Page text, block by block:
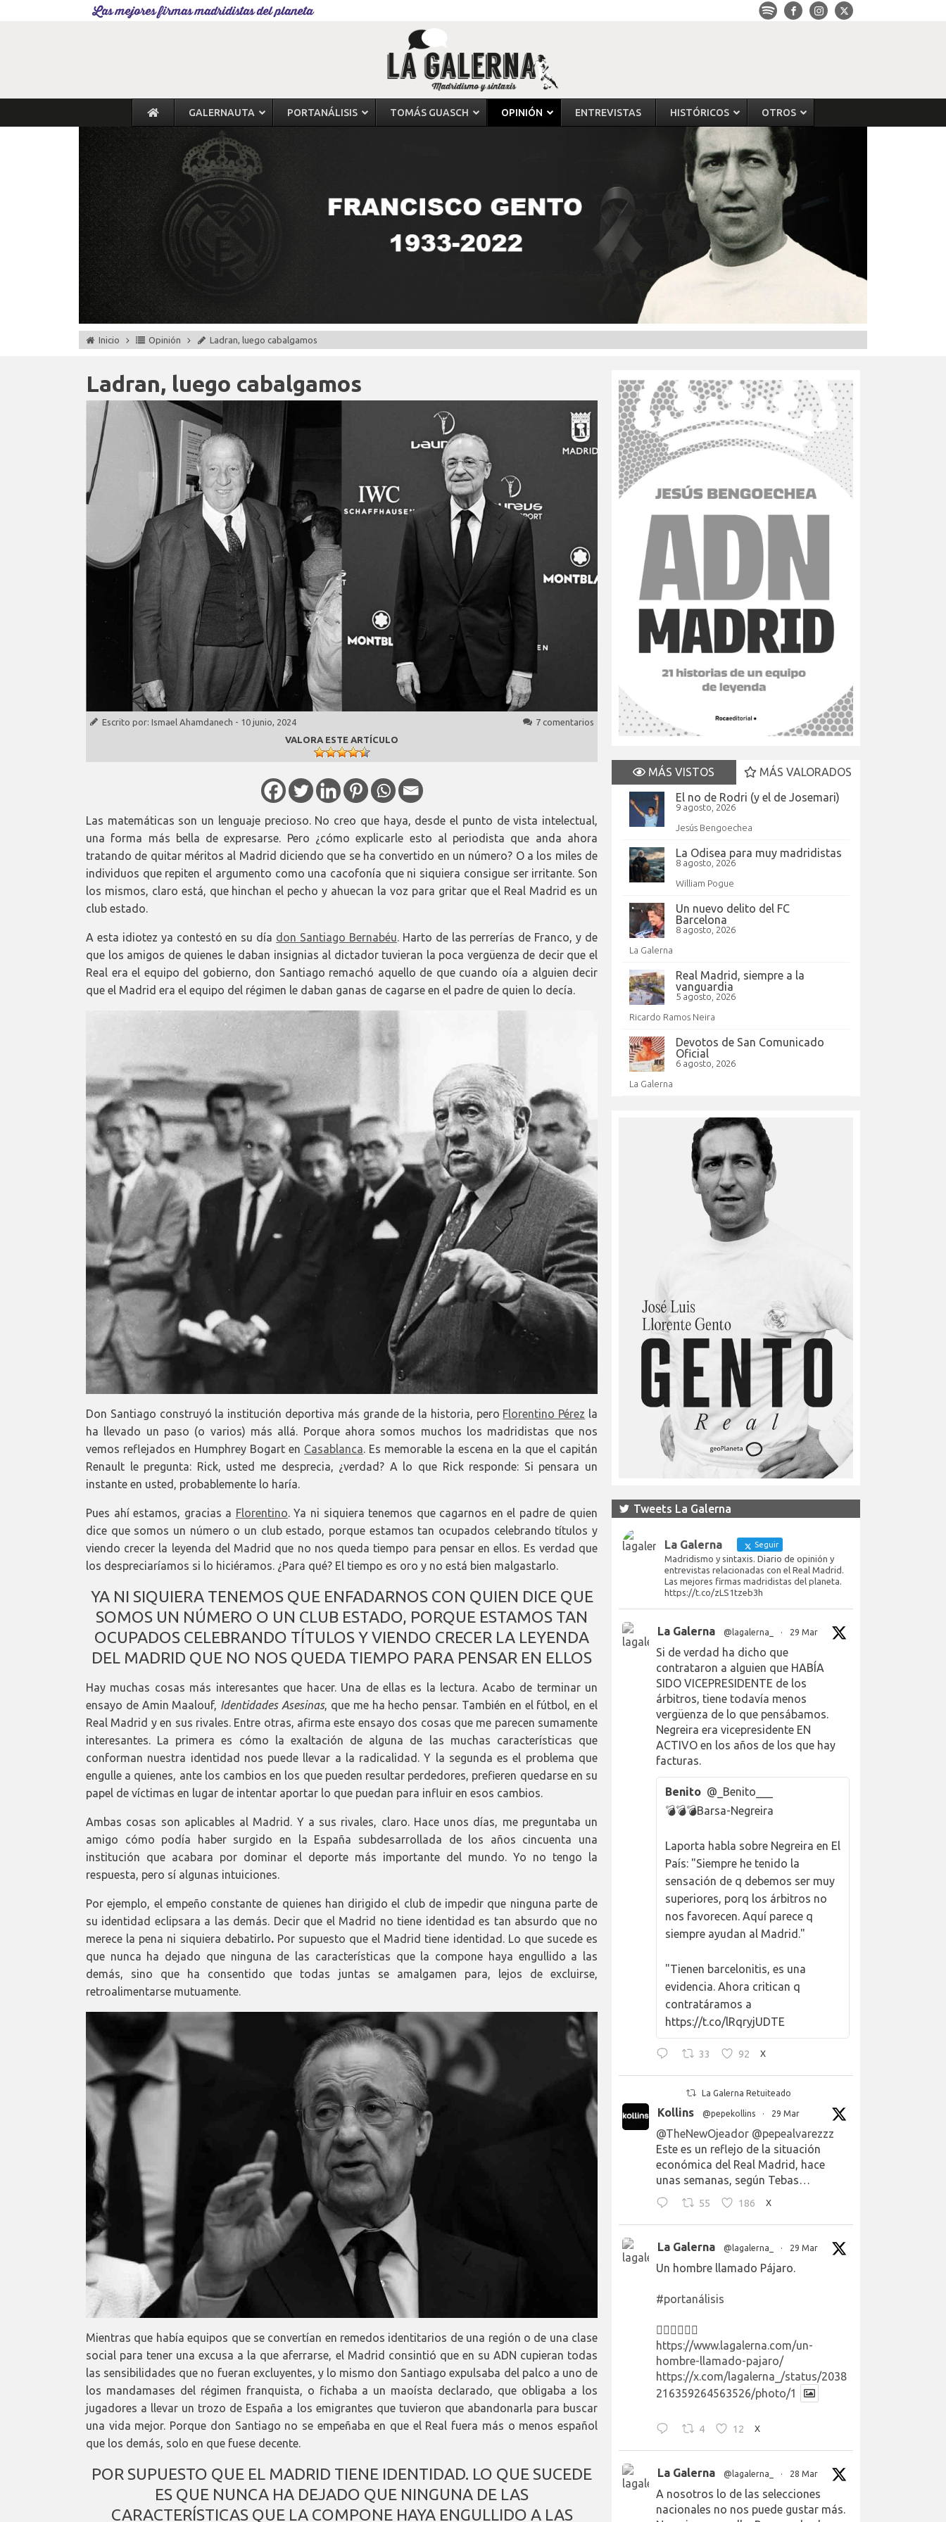
Las mejores firmas madridistas del planeta
GALERNAUTA PORTANÁLISIS TOMÁS GUASCH OPINIÓN ENTREVISTAS HISTÓRICOS OTROS
Inicio Opinión Ladran, luego cabalgamos
Ladran, luego cabalgamos
Escrito por: Ismael Ahamdanech - 10 junio, 2024
7 comentarios
VALORA ESTE ARTÍCULO
Las matemáticas son un lenguaje precioso. No creo que haya, desde el punto de vista intelectual,
una forma más bella de expresarse. Pero ¿cómo explicarle esto al periodista que anda ahora
tratando de quitar méritos al Madrid diciendo que se ha convertido en un número? O a los miles de
individuos que repiten el argumento como una cacofonía que ni siquiera consigue ser irritante. Son
los mismos, claro está, que hinchan el pecho y ahuecan la voz para gritar que el Real Madrid es un
club estado.
A esta idiotez ya contestó en su día don Santiago Bernabéu. Harto de las perrerías de Franco, y de
que los amigos de quienes le daban insignias al dictador tuvieran la poca vergüenza de decir que el
Real era el equipo del gobierno, don Santiago remachó aquello de que cuando oía a alguien decir
que el Madrid era el equipo del régimen le daban ganas de cagarse en el padre de quien lo decía.
Don Santiago construyó la institución deportiva más grande de la historia, pero Florentino Pérez la
ha llevado un paso (o varios) más allá. Porque ahora somos muchos los madridistas que nos
vemos reflejados en Humphrey Bogart en Casablanca. Es memorable la escena en la que el capitán
Renault le pregunta: Rick, usted me desprecia, ¿verdad? A lo que Rick responde: Si pensara un
instante en usted, probablemente lo haría.
Pues ahí estamos, gracias a Florentino. Ya ni siquiera tenemos que cagarnos en el padre de quien
dice que somos un número o un club estado, porque estamos tan ocupados celebrando títulos y
viendo crecer la leyenda del Madrid que no nos queda tiempo para pensar en ellos. Es verdad que
los despreciaríamos si lo hiciéramos. ¿Para qué? El tiempo es oro y no está bien malgastarlo.
YA NI SIQUIERA TENEMOS QUE ENFADARNOS CON QUIEN DICE QUE
SOMOS UN NÚMERO O UN CLUB ESTADO, PORQUE ESTAMOS TAN
OCUPADOS CELEBRANDO TÍTULOS Y VIENDO CRECER LA LEYENDA
DEL MADRID QUE NO NOS QUEDA TIEMPO PARA PENSAR EN ELLOS
Hay muchas cosas más interesantes que hacer. Una de ellas es la lectura. Acabo de terminar un
ensayo de Amin Maalouf, Identidades Asesinas, que me ha hecho pensar. También en el fútbol, en el
Real Madrid y en sus rivales. Entre otras, afirma este ensayo dos cosas que me parecen sumamente
interesantes. La primera es cómo la exaltación de alguna de las muchas características que
conforman nuestra identidad nos puede llevar a la radicalidad. Y la segunda es el problema que
engulle a quienes, ante los cambios en los que pueden resultar perdedores, prefieren quedarse en su
papel de víctimas en lugar de intentar aportar lo que puedan para influir en esos cambios.
Ambas cosas son aplicables al Madrid. Y a sus rivales, claro. Hace unos días, me preguntaba un
amigo cómo podía haber surgido en la España subdesarrollada de los años cincuenta una
institución que acabara por dominar el deporte más importante del mundo. Yo no tengo la
respuesta, pero sí algunas intuiciones.
Por ejemplo, el empeño constante de quienes han dirigido el club de impedir que ninguna parte de
su identidad eclipsara a las demás. Decir que el Madrid no tiene identidad es tan absurdo que no
merece la pena ni siquiera debatirlo. Por supuesto que el Madrid tiene identidad. Lo que sucede es
que nunca ha dejado que ninguna de las características que la compone haya engullido a las
demás, sino que ha consentido que todas juntas se amalgamen para, lejos de excluirse,
retroalimentarse mutuamente.
Mientras que había equipos que se convertían en remedos identitarios de una región o de una clase
social para tener una excusa a la que aferrarse, el Madrid consintió que en su ADN cupieran todas
las sensibilidades que no fueran excluyentes, y lo mismo don Santiago expulsaba del palco a uno de
los mandamases del régimen franquista, o fichaba a un maoísta declarado, que obligaba a los
jugadores a llevar un trozo de España a los emigrantes que tuvieron que abandonarla para buscar
una vida mejor. Porque don Santiago no se empeñaba en que el Real fuera más o menos español
que los demás, solo en que fuese decente.
POR SUPUESTO QUE EL MADRID TIENE IDENTIDAD. LO QUE SUCEDE
ES QUE NUNCA HA DEJADO QUE NINGUNA DE LAS
CARACTERÍSTICAS QUE LA COMPONE HAYA ENGULLIDO A LAS
MÁS VISTOS
MÁS VALORADOS
El no de Rodri (y el de Josemari)
9 agosto, 2026
Jesús Bengoechea
La Odisea para muy madridistas
8 agosto, 2026
William Pogue
Un nuevo delito del FC
Barcelona
8 agosto, 2026
La Galerna
Real Madrid, siempre a la
vanguardia
5 agosto, 2026
Ricardo Ramos Neira
Devotos de San Comunicado
Oficial
6 agosto, 2026
La Galerna
Tweets La Galerna
La Galerna Seguir
Madridismo y sintaxis. Diario de opinión y
entrevistas relacionadas con el Real Madrid.
Las mejores firmas madridistas del planeta.
https://t.co/zLS1tzeb3h
La Galerna @lagalerna_ · 29 Mar
Si de verdad ha dicho que
contrataron a alguien que HABÍA
SIDO VICEPRESIDENTE de los
árbitros, tiene todavía menos
vergüenza de lo que pensábamos.
Negreira era vicepresidente EN
ACTIVO en los años de los que hay
facturas.
Benito @_Benito___
💣💣💣Barsa-Negreira
Laporta habla sobre Negreira en El
País: "Siempre he tenido la
sensación de q debemos ser muy
superiores, porq los árbitros no
nos favorecen. Aquí parece q
siempre ayudan al Madrid."
"Tienen barcelonitis, es una
evidencia. Ahora critican q
contratáramos a
https://t.co/lRqryjUDTE
33 92 X
La Galerna Retuiteado
Kollins @pepekollins · 29 Mar
@TheNewOjeador @pepealvarezzz
Este es un reflejo de la situación
económica del Real Madrid, hace
unas semanas, según Tebas…
55 186 X
La Galerna @lagalerna_ · 29 Mar
Un hombre llamado Pájaro.
#portanálisis
👉🏻👉🏻👉🏻
https://www.lagalerna.com/un-
hombre-llamado-pajaro/
https://x.com/lagalerna_/status/2038
216359264563526/photo/1
4 12 X
La Galerna @lagalerna_ · 28 Mar
A nosotros lo de las selecciones
nacionales no nos puede gustar más.